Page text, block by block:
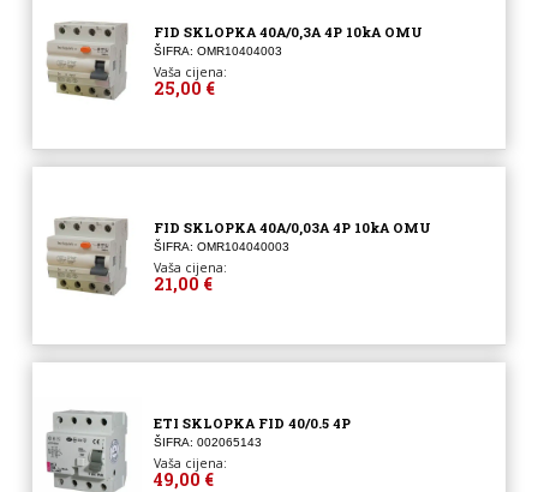
FID SKLOPKA 40A/0,3A 4P 10kA OMU
ŠIFRA: OMR10404003
Vaša cijena:
25,00 €
FID SKLOPKA 40A/0,03A 4P 10kA OMU
ŠIFRA: OMR104040003
Vaša cijena:
21,00 €
ETI SKLOPKA FID 40/0.5 4P
ŠIFRA: 002065143
Vaša cijena:
49,00 €